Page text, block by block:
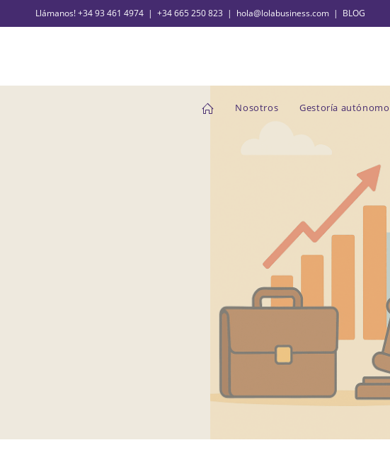
Llámanos!+34 93 461 4974 | +34 665 250 823 | hola@lolabusiness.com | BLOG
Nosotros Gestoría autónomo